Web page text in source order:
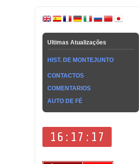
Ultimas Atualizações
HIST. DE MONTEJUNTO
CONTACTOS
COMENTARIOS
AUTO DE FÉ